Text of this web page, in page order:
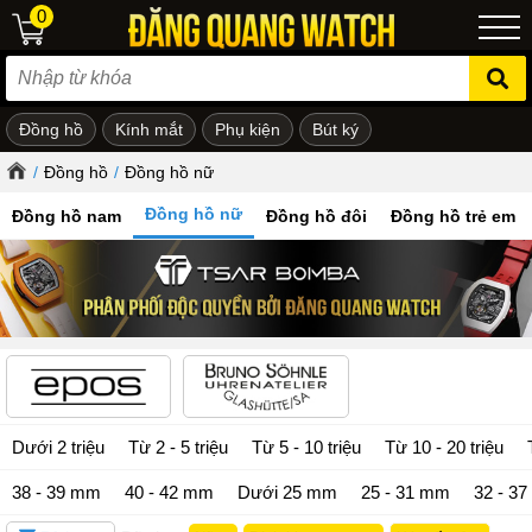
em
0
Đồng hồ Kính mắt Phụ kiện Bút ký
/ Đồng hồ / Đồng hồ nữ
Đồng hồ nam Đồng hồ nữ Đồng hồ đôi Đồng hồ trẻ em
Dưới 2 triệu Từ 2 - 5 triệu Từ 5 - 10 triệu Từ 10 - 20 triệu
38 - 39 mm 40 - 42 mm Dưới 25 mm 25 - 31 mm 32 -